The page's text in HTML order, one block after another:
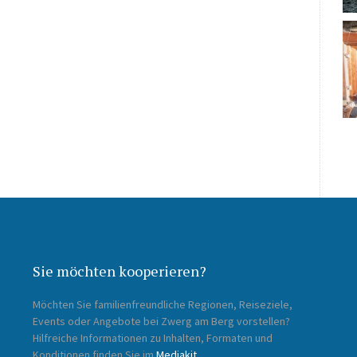
Sie möchten kooperieren?
Möchten Sie familienfreundliche Regionen, Reiseziele,
Events oder Angebote bei Zwerg am Berg vorstellen?
Hilfreiche Informationen zu Inhalten, Formaten und